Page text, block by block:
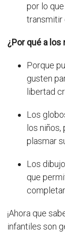
por lo
transmitir
¿Por qué a
Porque
gusten
libertad
Los
los
plasmar
Los
que
¡Ahora que
infantiles son